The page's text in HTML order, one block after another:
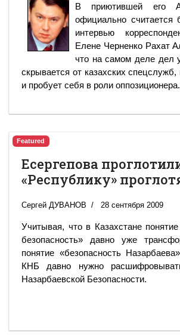
В приютившей его
официально считается
интервью
Елене Черненко Рахат
что на самом деле дел
скрывается от казахских
и пробует себя в роли оппозиционера.
Featured
Есергепова
«Республику»
Сергей ДУВАНОВ 28 сентября 2009
Учитывая, что в Казахстане
безопасность» давно уже
понятие «безопасность
КНБ давно нужно
Назарбаевской Безопасности.